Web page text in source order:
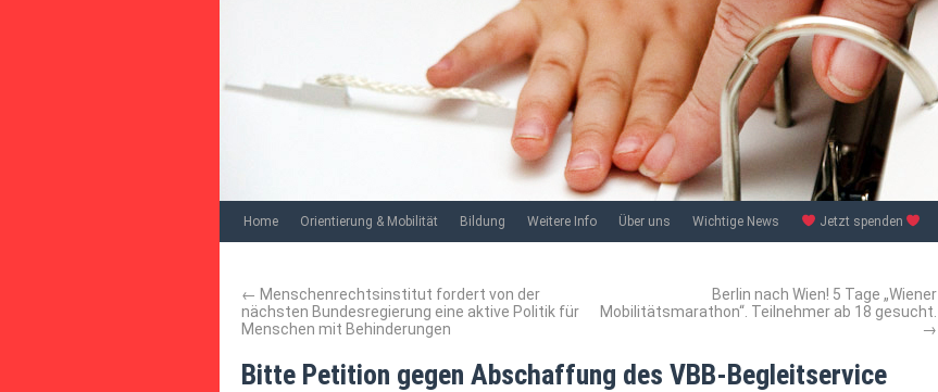
Home Orientierung & Mobilität Bildung Weitere Info Über uns Wichtige News Jetzt spenden
← Menschenrechtsinstitut fordert von der
nächsten Bundesregierung eine aktive Politik für
Menschen mit Behinderungen
Berlin nach Wien! 5 Tage „Wiener
Mobilitätsmarathon“. Teilnehmer ab 18 gesucht.
→
Bitte Petition gegen Abschaffung des VBB-Begleitservice